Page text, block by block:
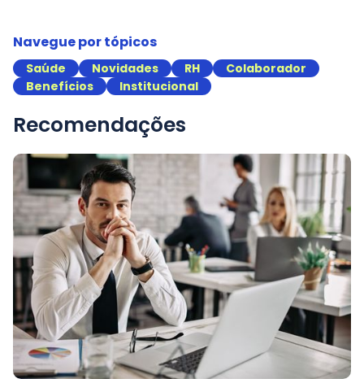
Navegue por tópicos
Saúde Novidades RH
Colaborador
Benefícios
Institucional
Recomendações